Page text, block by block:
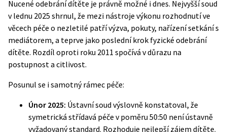
Nucené odebrání dítěte je právně možné i dnes. Nejvyšší soud
v lednu 2025 shrnul, že mezi nástroje výkonu rozhodnutí ve
věcech péče o nezletilé patří výzva, pokuty, nařízení setkání s
mediátorem, a teprve jako poslední krok fyzické odebrání
dítěte. Rozdíl oproti roku 2011 spočívá v důrazu na
postupnost a citlivost.
Posunul se i samotný rámec péče:
Únor 2025: Ústavní soud výslovně konstatoval, že
symetrická střídavá péče v poměru 50:50 není ústavně
vyžadovaný standard. Rozhoduje nejlepší zájem dítěte.